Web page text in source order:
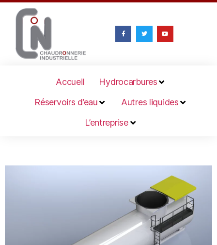
Accueil
Hydrocarbures
Réservoirs d’eau
Autres liquides
L’entreprise